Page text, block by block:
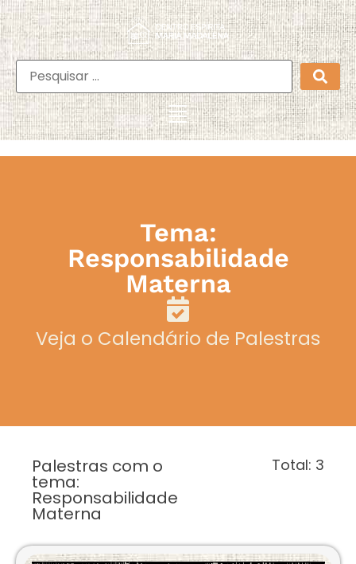
Tema:
Responsabilidade
Materna
Veja o Calendário de Palestras
Palestras com o
tema:
Responsabilidade
Materna
Total: 3